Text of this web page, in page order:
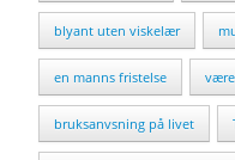
blyant uten viskelær
en manns fristelse
bruksanvsning på livet